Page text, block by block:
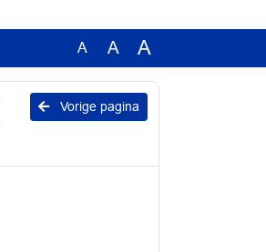
A A A
Vorige pagina